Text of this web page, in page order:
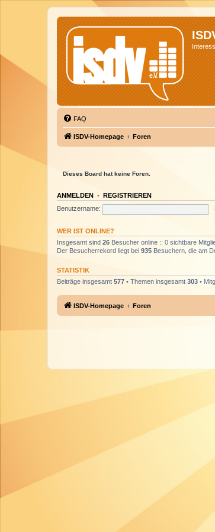
FAQ
ISDV-Homepage Foren
Dieses Board hat keine Foren.
ANMELDEN • REGISTRIEREN
Benutzername:
WER IST ONLINE?
Insgesamt sind 26 Besucher online :: 0 sichtbare
Der Besucherrekord liegt bei 935 Besuchern, die am
STATISTIK
Beiträge insgesamt 577 • Themen insgesamt 303 •
ISDV-Homepage Foren